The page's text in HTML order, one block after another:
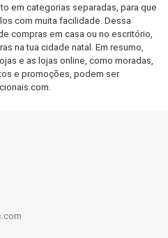
em categorias separadas, para que
com muita facilidade. Dessa
compras em casa ou no escritório,
na tua cidade natal. Em resumo,
e as lojas online, como moradas,
e promoções, podem ser